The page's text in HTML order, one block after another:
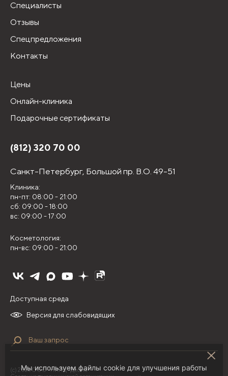
Специалисты
Отзывы
Спецпредложения
Контакты
Цены
Онлайн-клиника
Подарочные сертификаты
(812) 320 70 00
Санкт-Петербург, Большой пр. В.О. 49-51
Клиника:
пн-пт: 08:00 - 21:00
сб: 09:00 - 18:00
вс: 09:00 - 17:00
Косметология:
пн-вс: 09:00 - 21:00
Версия для слабовидящих
Доступная среда
(с) 2026 ООО "НИЛЦ "Деома"
Мы используем файлы cookie для улучшения работы